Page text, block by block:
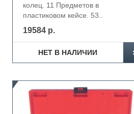
колец. 11 Предметов в
пластиковом кейсе. 53..
19584 р.
НЕТ В НАЛИЧИИ